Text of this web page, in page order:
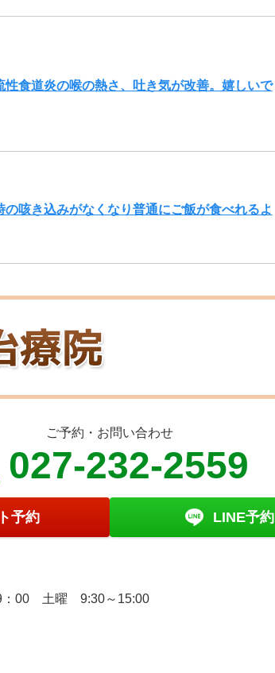
性食道炎の喉の熱さ、吐き気が改善。嬉しいで
の咳き込みがなくなり普通にご飯が食べれるよ
ご予約・お問い合わせ
027-232-2559
予約 LINE予約
：00 土曜 9:30～15:00